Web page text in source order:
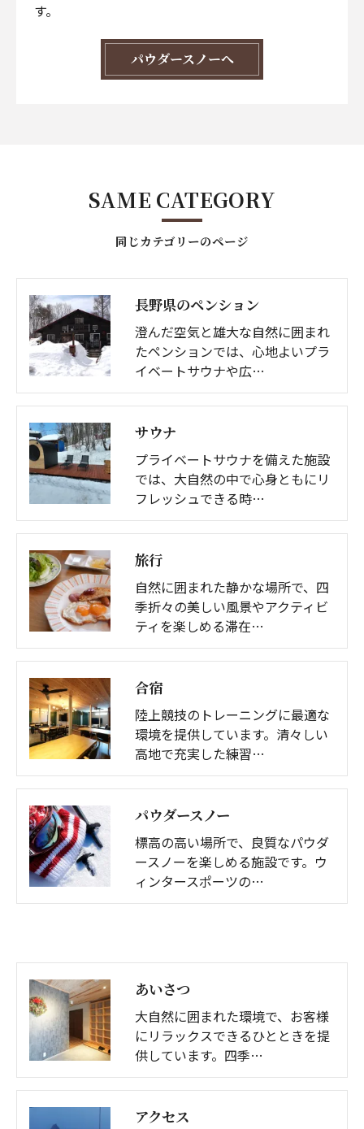
す。
パウダースノーへ
同じカテゴリーのページ
SAME CATEGORY
長野県のペンション
澄んだ空気と雄大な自然に囲まれ
たペンションでは、心地よいプラ
イベートサウナや広…
サウナ
プライベートサウナを備えた施設
では、大自然の中で心身ともにリ
フレッシュできる時…
旅行
自然に囲まれた静かな場所で、四
季折々の美しい風景やアクティビ
ティを楽しめる滞在…
合宿
陸上競技のトレーニングに最適な
環境を提供しています。清々しい
高地で充実した練習…
パウダースノー
標高の高い場所で、良質なパウダ
ースノーを楽しめる施設です。ウ
ィンタースポーツの…
あいさつ
大自然に囲まれた環境で、お客様
にリラックスできるひとときを提
供しています。四季…
アクセス